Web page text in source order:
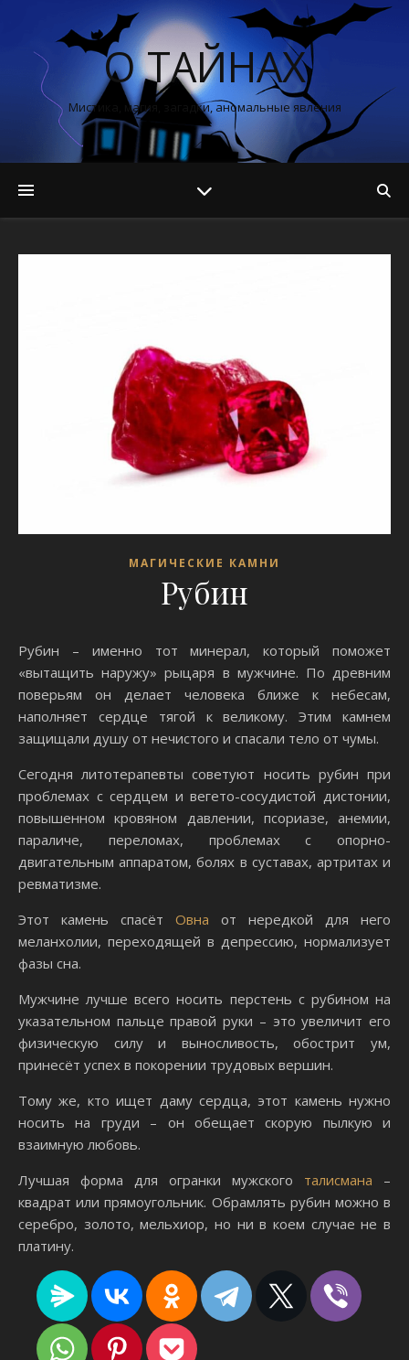
О ТАЙНАХ
Мистика, магия, загадки, аномальные явления
МАГИЧЕСКИЕ КАМНИ
Рубин
Рубин – именно тот минерал, который поможет
«вытащить наружу» рыцаря в мужчине. По древним
поверьям он делает человека ближе к небесам,
наполняет сердце тягой к великому. Этим камнем
защищали душу от нечистого и спасали тело от чумы.
Сегодня литотерапевты советуют носить рубин при
проблемах с сердцем и вегето-сосудистой дистонии,
повышенном кровяном давлении, псориазе, анемии,
параличе, переломах, проблемах с опорно-
двигательным аппаратом, болях в суставах, артритах и
ревматизме.
Этот камень спасёт Овна от нередкой для него
меланхолии, переходящей в депрессию, нормализует
фазы сна.
Мужчине лучше всего носить перстень с рубином на
указательном пальце правой руки – это увеличит его
физическую силу и выносливость, обострит ум,
принесёт успех в покорении трудовых вершин.
Тому же, кто ищет даму сердца, этот камень нужно
носить на груди – он обещает скорую пылкую и
взаимную любовь.
Лучшая форма для огранки мужского талисмана –
квадрат или прямоугольник. Обрамлять рубин можно в
серебро, золото, мельхиор, но ни в коем случае не в
платину.